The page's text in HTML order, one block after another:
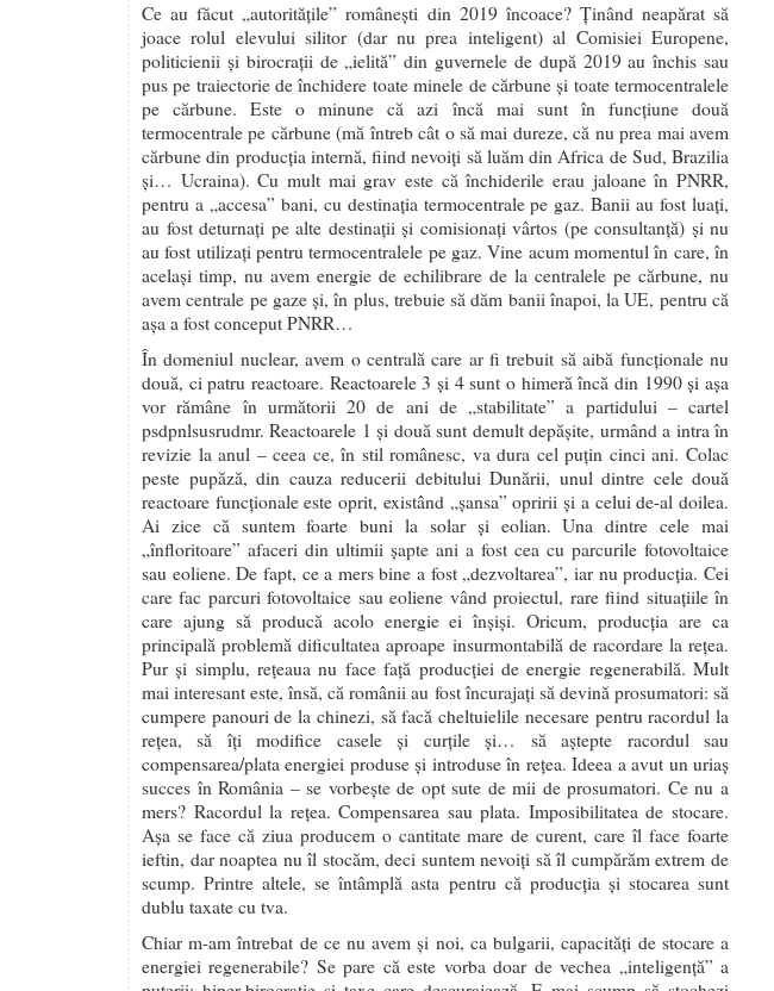
Ce au făcut „autoritățile” românești din 2019 încoace? Ținând neapărat să
joace rolul elevului silitor (dar nu prea inteligent) al Comisiei Europene,
politicienii și birocrații de „ielită” din guvernele de după 2019 au închis sau
pus pe traiectorie de închidere toate minele de cărbune și toate termocentralele
pe cărbune. Este o minune că azi încă mai sunt în funcțiune două
termocentrale pe cărbune (mă întreb cât o să mai dureze, că nu prea mai avem
cărbune din producția internă, fiind nevoiți să luăm din Africa de Sud, Brazilia
și… Ucraina). Cu mult mai grav este că închiderile erau jaloane în PNRR,
pentru a „accesa” bani, cu destinația termocentrale pe gaz. Banii au fost luați,
au fost deturnați pe alte destinații și comisionați vârtos (pe consultanță) și nu
au fost utilizați pentru termocentralele pe gaz. Vine acum momentul în care, în
același timp, nu avem energie de echilibrare de la centralele pe cărbune, nu
avem centrale pe gaze și, în plus, trebuie să dăm banii înapoi, la UE, pentru că
așa a fost conceput PNRR…
În domeniul nuclear, avem o centrală care ar fi trebuit să aibă funcționale nu
două, ci patru reactoare. Reactoarele 3 și 4 sunt o himeră încă din 1990 și așa
vor rămâne în următorii 20 de ani de „stabilitate” a partidului – cartel
psdpnlsusrudmr. Reactoarele 1 și două sunt demult depășite, urmând a intra în
revizie la anul – ceea ce, în stil românesc, va dura cel puțin cinci ani. Colac
peste pupăză, din cauza reducerii debitului Dunării, unul dintre cele două
reactoare funcționale este oprit, existând „șansa” opririi și a celui de-al doilea.
Ai zice că suntem foarte buni la solar și eolian. Una dintre cele mai
„înfloritoare” afaceri din ultimii șapte ani a fost cea cu parcurile fotovoltaice
sau eoliene. De fapt, ce a mers bine a fost „dezvoltarea”, iar nu producția. Cei
care fac parcuri fotovoltaice sau eoliene vând proiectul, rare fiind situațiile în
care ajung să producă acolo energie ei înșiși. Oricum, producția are ca
principală problemă dificultatea aproape insurmontabilă de racordare la rețea.
Pur și simplu, rețeaua nu face față producției de energie regenerabilă. Mult
mai interesant este, însă, că românii au fost încurajați să devină prosumatori: să
cumpere panouri de la chinezi, să facă cheltuielile necesare pentru racordul la
rețea, să îți modifice casele și curțile și… să aștepte racordul sau
compensarea/plata energiei produse și introduse în rețea. Ideea a avut un uriaș
succes în România – se vorbește de opt sute de mii de prosumatori. Ce nu a
mers? Racordul la rețea. Compensarea sau plata. Imposibilitatea de stocare.
Așa se face că ziua producem o cantitate mare de curent, care îl face foarte
ieftin, dar noaptea nu îl stocăm, deci suntem nevoiți să îl cumpărăm extrem de
scump. Printre altele, se întâmplă asta pentru că producția și stocarea sunt
dublu taxate cu tva.
Chiar m-am întrebat de ce nu avem și noi, ca bulgarii, capacități de stocare a
energiei regenerabile? Se pare că este vorba doar de vechea „inteligență” a